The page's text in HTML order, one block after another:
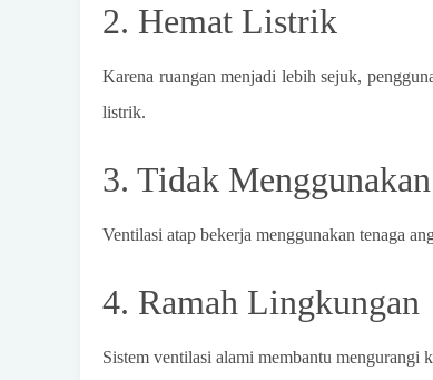
2. Hemat Listrik
Karena ruangan menjadi lebih sejuk,
listrik.
3. Tidak
Ventilasi atap bekerja menggunakan tenaga
4. Ramah Lingkungan
Sistem ventilasi alami membantu mengurangi